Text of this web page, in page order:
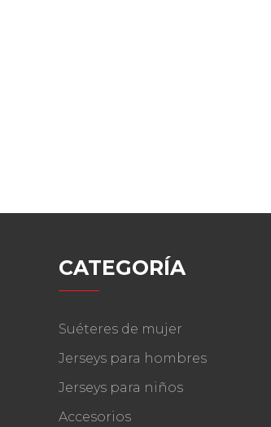
CATEGORÍA
Suéteres de mujer
Jerseys para hombres
Jerseys para niños
Accesorios